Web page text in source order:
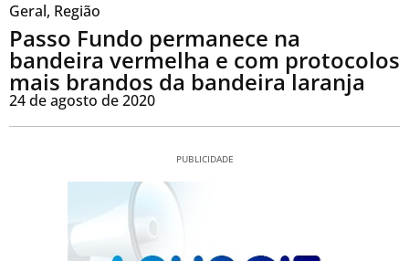
Geral, Região
Passo Fundo permanece na
bandeira vermelha e com protocolos
mais brandos da bandeira laranja
24 de agosto de 2020
PUBLICIDADE